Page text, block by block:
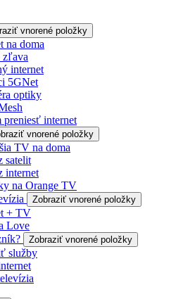
vnorené položky
na doma
zľava
internet
5GNet
optiky
preniesť internet
vnorené položky
TV na doma
satelit
internet
na Orange TV
Zobraziť vnorené položky
+ TV
Love
Zobraziť vnorené položky
služby